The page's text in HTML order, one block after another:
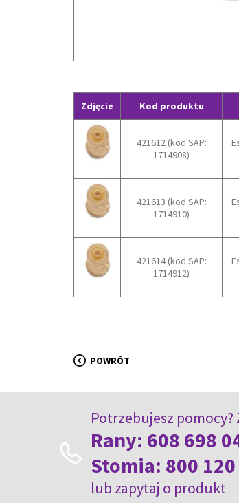
Zdjęcie Kod produktu
421612 (kod SAP:
1714908)
421613 (kod SAP:
1714910)
421614 (kod SAP:
1714912)
POWRÓT
Potrzebujesz pomocy?
Rany: 608 698
Stomia: 800
lub zapytaj o produkt